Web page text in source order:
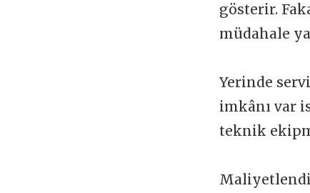
gösterir.
müdahale
Yerinde
imkânı var
teknik